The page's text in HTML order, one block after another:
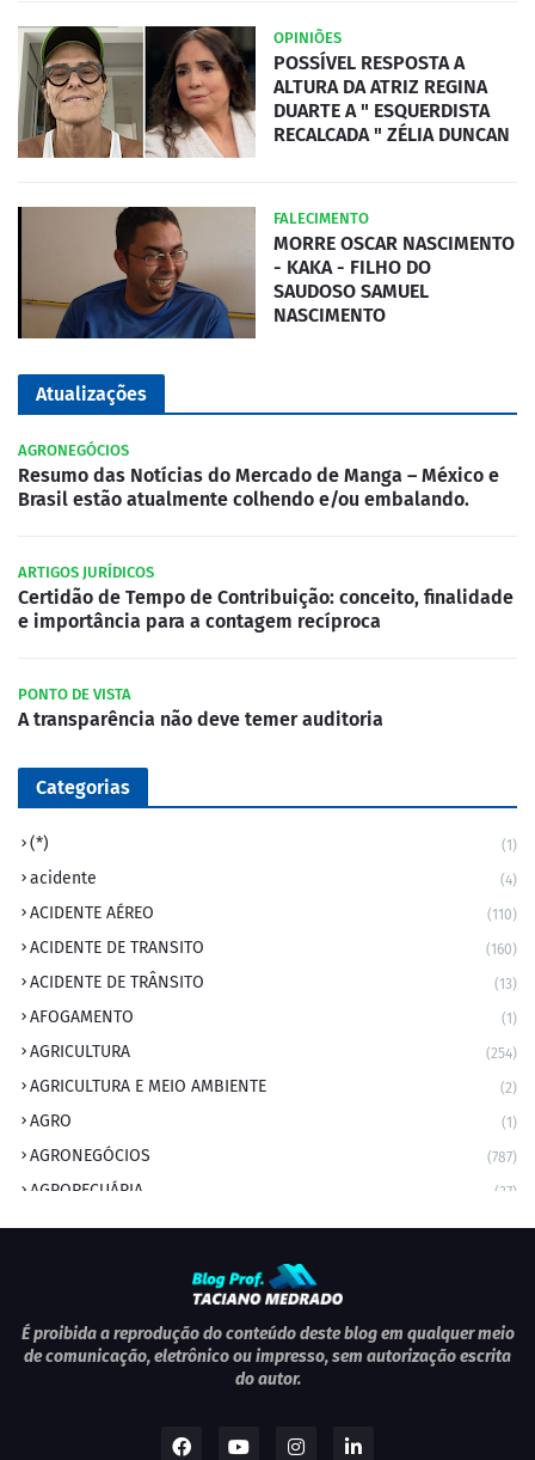
OPINIÕES
POSSÍVEL RESPOSTA A
ALTURA DA ATRIZ REGINA
DUARTE A " ESQUERDISTA
RECALCADA " ZÉLIA DUNCAN
FALECIMENTO
MORRE OSCAR NASCIMENTO
- KAKA - FILHO DO
SAUDOSO SAMUEL
NASCIMENTO
Atualizações
AGRONEGÓCIOS
Resumo das Notícias do Mercado de Manga – México e
Brasil estão atualmente colhendo e/ou embalando.
ARTIGOS JURÍDICOS
Certidão de Tempo de Contribuição: conceito, finalidade
e importância para a contagem recíproca
PONTO DE VISTA
A transparência não deve temer auditoria
Categorias
(*) (1)
acidente (4)
ACIDENTE AÉREO (110)
ACIDENTE DE TRANSITO (160)
ACIDENTE DE TRÂNSITO (13)
AFOGAMENTO (1)
AGRICULTURA (254)
AGRICULTURA E MEIO AMBIENTE (2)
AGRO (1)
AGRONEGÓCIOS (787)
AGROPECUÁRIA (37)
AMBIENTE (9)
ANIVERSÁRIO DA CIDADE
ANIVERSÁRIOS (1)
APEXBRASIL (1)
É proibida a reprodução do conteúdo deste blog em qualquer meio
de comunicação, eletrônico ou impresso, sem autorização escrita
do autor.